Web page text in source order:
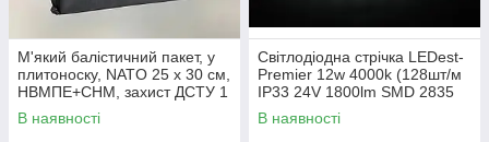
М'який балістичний пакет, у
плитоноску, NATO 25 x 30 см,
НВМПЕ+СНМ, захист ДСТУ 1
В наявності
Світлодіодна стрічка LEDest-
Premier 12w 4000k (128шт/м
IP33 24V 1800lm SMD 2835
60 міс. гарантії)
В наявності